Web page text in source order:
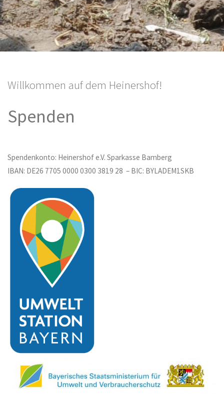
Willkommen auf dem Heinershof!
Spenden
Spendenkonto: Heinershof e.V. Sparkasse Bamberg
IBAN: DE26 7705 0000 0300 3819 28 – BIC: BYLADEM1SKB